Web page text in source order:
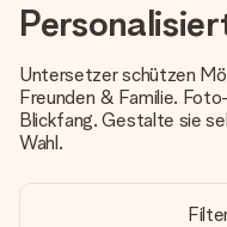
überreichen kannst,
4,8 (basierend
4,8 bei Google
Untersetzer schützen
Freunden & Familie.
Blickfang. Gestalte sie
Wahl.